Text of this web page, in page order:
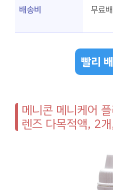
배송비
무료
빨리
메니콘 메니케어
렌즈 다목적액, 2